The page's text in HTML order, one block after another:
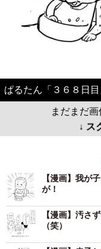
ぱるたん「３６８日
まだまだ画
↓ ス
【漫画】我が
が！
【漫画】汚さ
（笑）